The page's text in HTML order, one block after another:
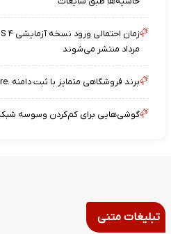
مرداد منتشر می‌شوند
برند فروشگاهی متمایز با ثبت دامنه .store در رادکام
گوشی‌هایی برای کم‌کردن وسوسه
تبلیغات متنی